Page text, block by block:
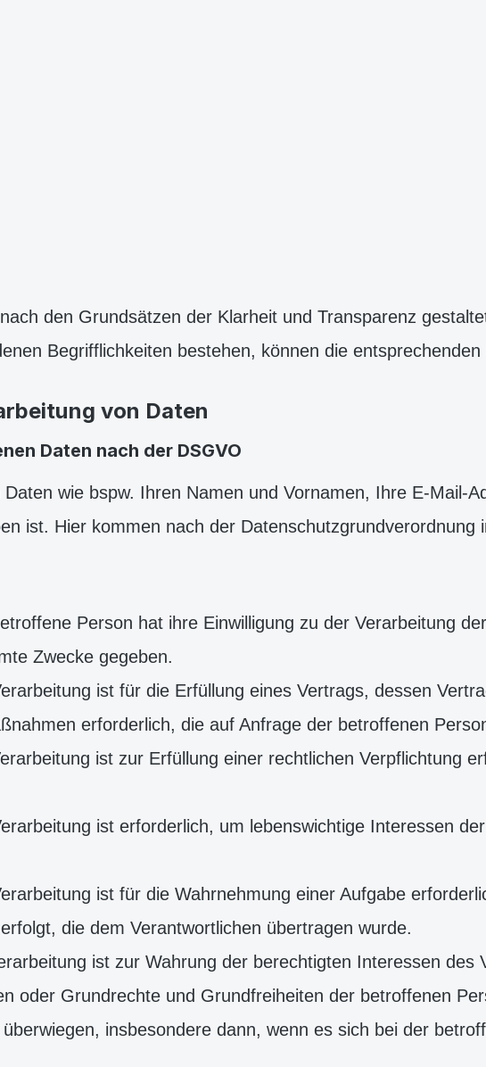
den Grundsätzen der Klarheit und Transparenz
Begrifflichkeiten bestehen, können die entsprechenden
von Daten
Daten nach der DSGVO
wie bspw. Ihren Namen und Vornamen, Ihre E-Mail-
ist. Hier kommen nach der Datenschutzgrundverordnung
Person hat ihre Einwilligung zu der Verarbeitung
Zwecke gegeben.
ist für die Erfüllung eines Vertrags, dessen
erforderlich, die auf Anfrage der betroffenen
ist zur Erfüllung einer rechtlichen Verpflichtung
ist erforderlich, um lebenswichtige Interessen
ist für die Wahrnehmung einer Aufgabe
die dem Verantwortlichen übertragen wurde.
ist zur Wahrung der berechtigten Interessen des
oder Grundrechte und Grundfreiheiten der betroffenen
insbesondere dann, wenn es sich bei der